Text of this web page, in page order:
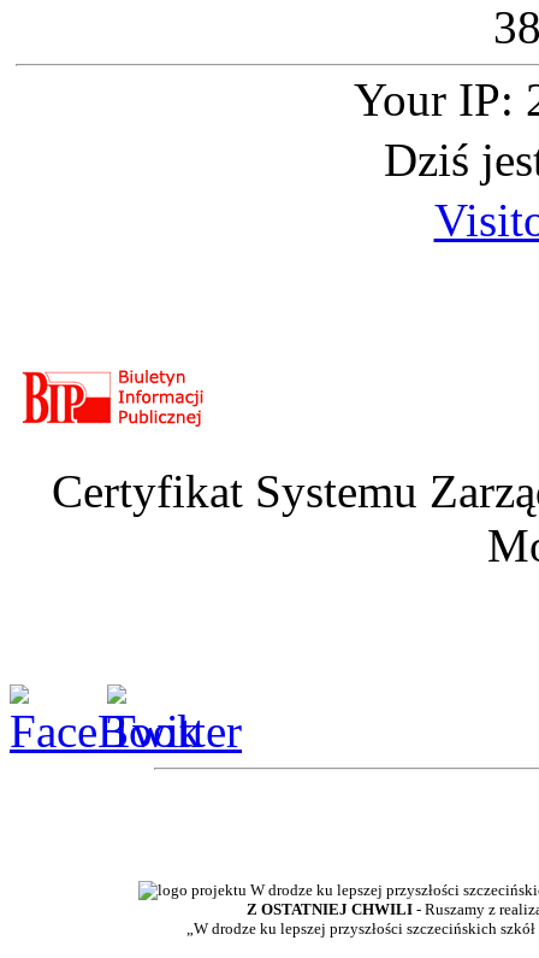
3
Your IP:
Dziś
Certyfikat Systemu
Z OSTATNIEJ CHWILI - Ruszamy z
„W drodze ku lepszej przyszłości szczecińskich